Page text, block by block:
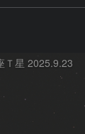
Ｔ星 2025.9.23